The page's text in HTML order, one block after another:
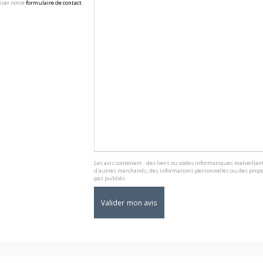
notreformulaire de contact.
Les avis contenant : des liens ou codes informatiques
d'autres marchands, des informations personnelles ou des
pas publiés.